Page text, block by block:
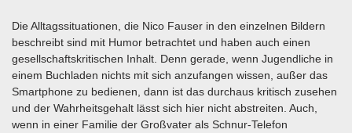
Die Alltagssituationen, die Nico Fauser in den einzelnen Bildern
beschreibt sind mit Humor betrachtet und haben auch einen
gesellschaftskritischen Inhalt. Denn gerade, wenn Jugendliche in
einem Buchladen nichts mit sich anzufangen wissen, außer das
Smartphone zu bedienen, dann ist das durchaus kritisch zusehen
und der Wahrheitsgehalt lässt sich hier nicht abstreiten. Auch,
wenn in einer Familie der Großvater als Schnur-Telefon